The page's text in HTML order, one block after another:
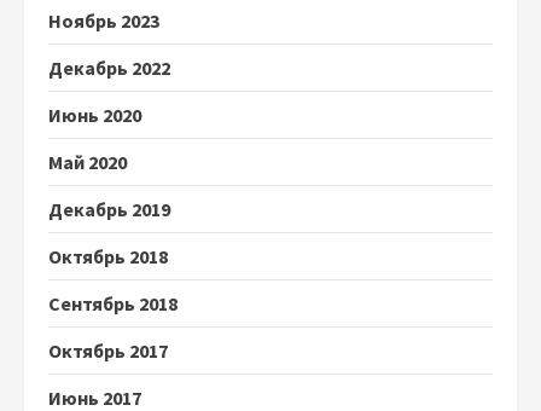
Ноябрь 2023
Декабрь 2022
Июнь 2020
Май 2020
Декабрь 2019
Октябрь 2018
Сентябрь 2018
Октябрь 2017
Июнь 2017